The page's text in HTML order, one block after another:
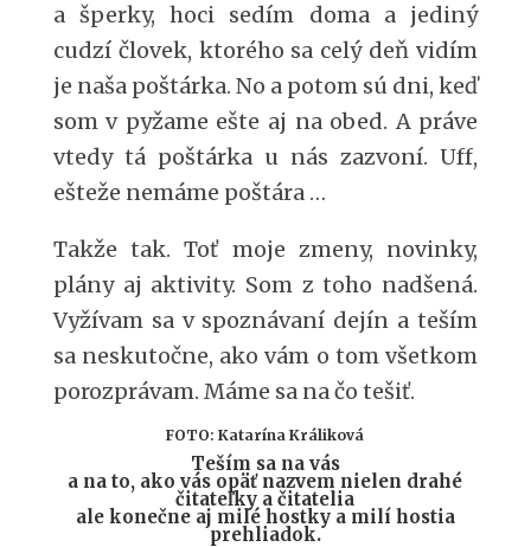
a šperky, hoci sedím doma a jediný
cudzí človek, ktorého sa celý deň vidím
je naša poštárka. No a potom sú dni, keď
som v pyžame ešte aj na obed. A práve
vtedy tá poštárka u nás zazvoní. Uff,
ešteže nemáme poštára …
Takže tak. Toť moje zmeny, novinky,
plány aj aktivity. Som z toho nadšená.
Vyžívam sa v spoznávaní dejín a teším
sa neskutočne, ako vám o tom všetkom
porozprávam. Máme sa na čo tešiť.
FOTO: Katarína Králiková
Teším sa na vás
a na to, ako vás opäť nazvem nielen drahé
čitateľky a čitatelia
ale konečne aj milé hostky a milí hostia
prehliadok.